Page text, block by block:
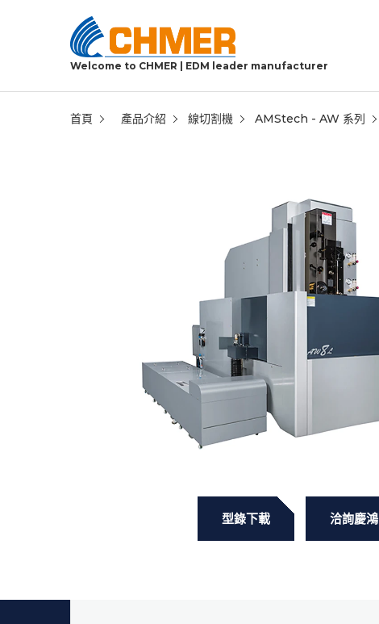
Welcome to CHMER | EDM leader manufacturer
首頁 產品介紹 線切割機 AMStech - AW 系列
型錄下載 洽詢慶鴻